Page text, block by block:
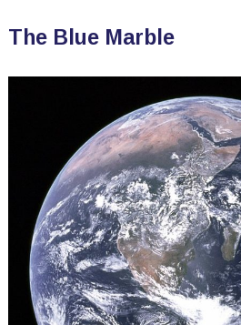
The Blue Marble